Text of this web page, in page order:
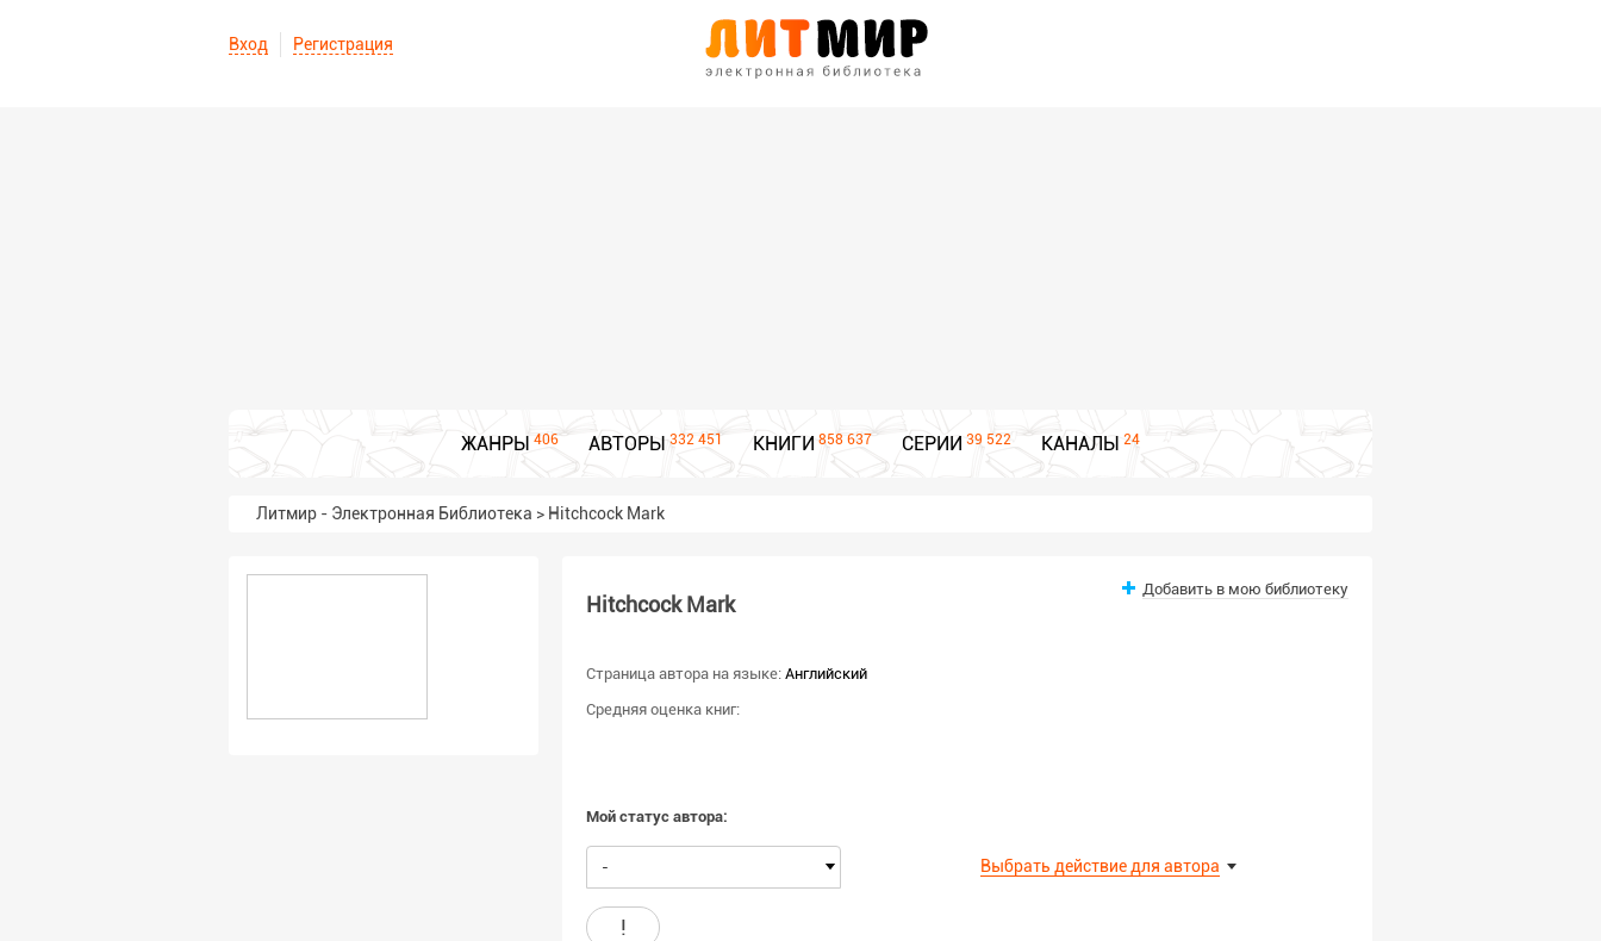
Вход Регистрация
ЖАНРЫ 406 АВТОРЫ 332 451 КНИГИ 858 637 СЕРИИ 39 522 КАНАЛЫ 24
Литмир - Электронная Библиотека > Hitchcock Mark
Hitchcock Mark
Добавить в мою библиотеку
Страница автора на языке: Английский
Средняя оценка книг:
Мой статус автора:
- Выбрать действие для автора
!